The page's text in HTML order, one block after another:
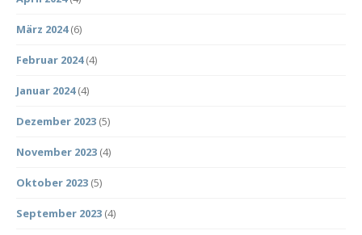
März 2024(6)
Februar 2024(4)
Januar 2024(4)
Dezember 2023 (5)
November 2023 (4)
Oktober 2023 (5)
September 2023 (4)